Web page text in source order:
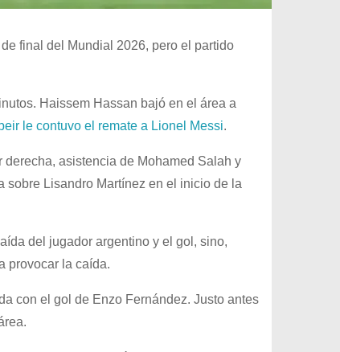
final del Mundial 2026, pero el partido
Haissem Hassan bajó en el área a
le contuvo el remate a Lionel Messi.
derecha, asistencia de Mohamed Salah y
sobre Lisandro Martínez en el inicio de la
del jugador argentino y el gol, sino,
provocar la caída.
con el gol de Enzo Fernández. Justo antes